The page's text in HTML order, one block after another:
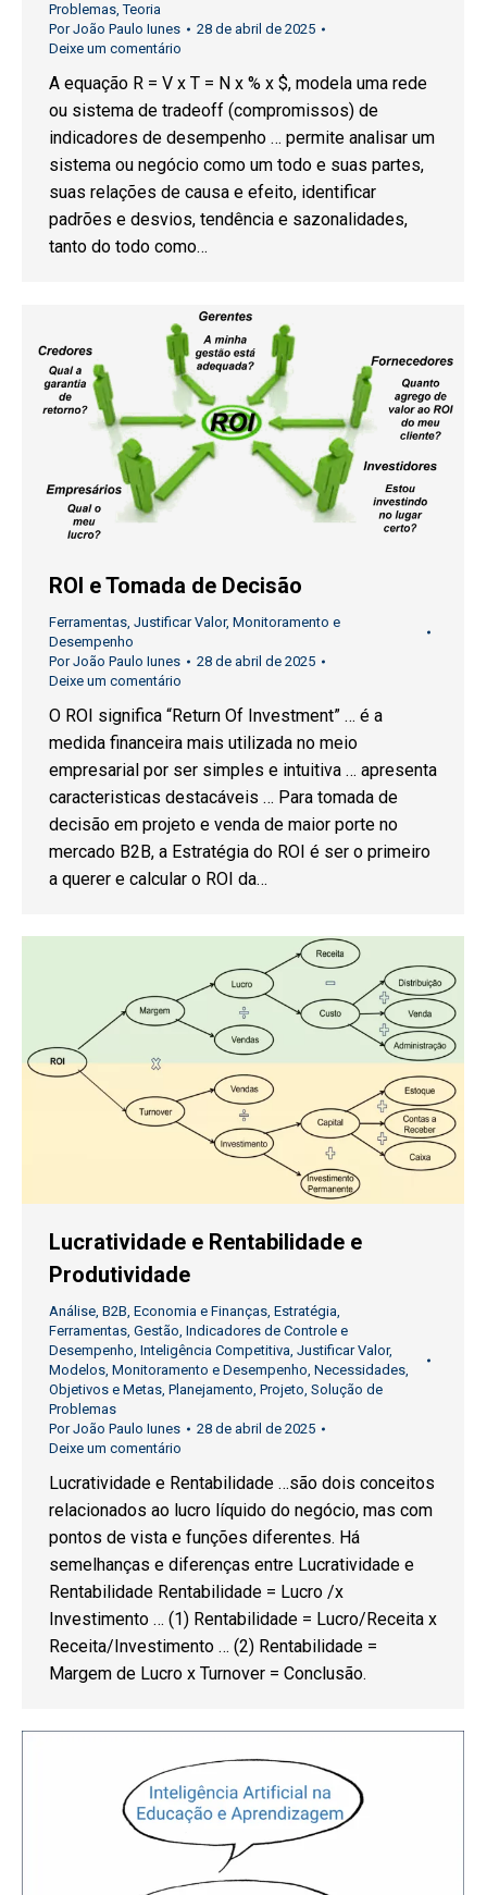
Problemas,Teoria
PorJoão Paulo Iunes
28 de abril de 2025
Deixe um comentário
A equação R = V x T = N x % x $, modela uma rede
ou sistema de tradeoff (compromissos) de
indicadores de desempenho … permite analisar um
sistema ou negócio como um todo e suas partes,
suas relações de causa e efeito, identificar
padrões e desvios, tendência e sazonalidades,
tanto do todo como…
ROI e Tomada de Decisão
Ferramentas Justificar Valor, Monitoramento e
Desempenho
PorJoão Paulo Iunes
28 de abril de 2025
Deixe um comentário
O ROI significa “Return Of Investment” … é a
medida financeira mais utilizada no meio
empresarial por ser simples e intuitiva … apresenta
caracteristicas destacáveis … Para tomada de
decisão em projeto e venda de maior porte no
mercado B2B, a Estratégia do ROI é ser o primeiro
a querer e calcular o ROI da…
Lucratividade e Rentabilidade e
Produtividade
Análise, B2B, Economia e Finanças, Estratégia,
Ferramentas, Gestão, Indicadores de Controle e
Desempenho, Inteligência Competitiva, Justificar Valor,
Modelos, Monitoramento e Desempenho, Necessidades,
Objetivos e Metas, Planejamento, Projeto, Solução de
Problemas
PorJoão Paulo Iunes
28 de abril de 2025
Deixe um comentário
Lucratividade e Rentabilidade …são dois conceitos
relacionados ao lucro líquido do negócio, mas com
pontos de vista e funções diferentes. Há
semelhanças e diferenças entre Lucratividade e
Rentabilidade Rentabilidade = Lucro /x
Investimento … (1) Rentabilidade = Lucro/Receita x
Receita/Investimento … (2) Rentabilidade =
Margem de Lucro x Turnover = Conclusão.